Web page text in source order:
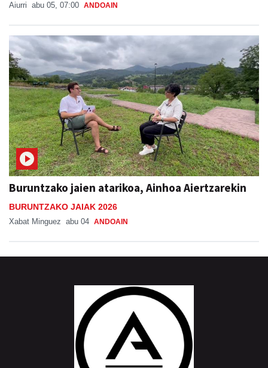
Aiurri abu 05, 07:00 ANDOAIN
Buruntzako jaien atarikoa, Ainhoa Aiertzarekin
BURUNTZAKO JAIAK 2026
Xabat Minguez abu 04 ANDOAIN